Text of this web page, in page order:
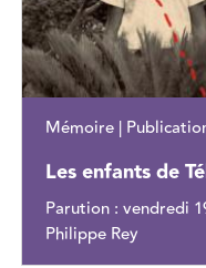
Mémoire |
Les enfants de
Parution : vendredi
Philippe Rey